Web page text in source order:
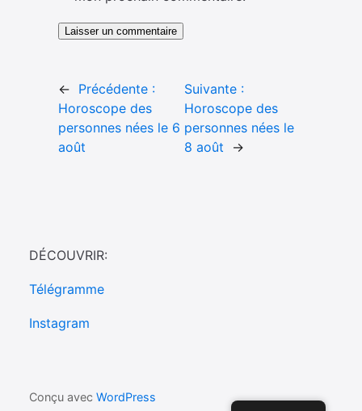
← Précédente :
Horoscope des
personnes nées le 6
août
Suivante :
Horoscope des
personnes nées le
8 août
→
DÉCOUVRIR:
Télégramme
Instagram
Conçu avec WordPress